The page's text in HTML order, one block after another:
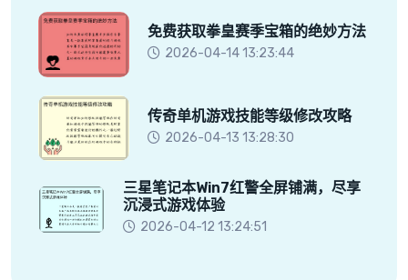
免费获取拳皇赛季宝箱的绝妙方法
2026-04-14 13:23:44
传奇单机游戏技能等级修改攻略
2026-04-13 13:28:30
三星笔记本Win7红警全屏铺满，尽享
沉浸式游戏体验
2026-04-12 13:24:51